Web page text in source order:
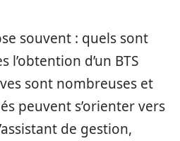
souvent : quels sont
l’obtention d’un BTS
sont nombreuses et
peuvent s’orienter vers
de gestion,